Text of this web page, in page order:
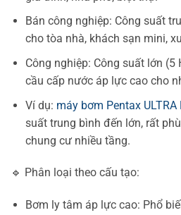
Bán công nghiệp: Công suất
cho tòa nhà, khách sạn mini,
Công nghiệp: Công suất lớn (5
cầu cấp nước áp lực cao cho
Ví dụ: máy bơm Pentax ULTRA
suất trung bình đến lớn, rất
chung cư nhiều tầng.
🔹 Phân loại theo cấu tạo:
Bơm ly tâm áp lực cao: Phổ